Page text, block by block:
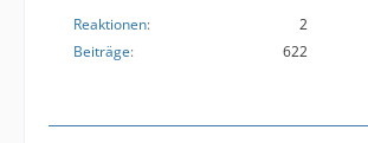
Reaktionen
2
Beiträge
622